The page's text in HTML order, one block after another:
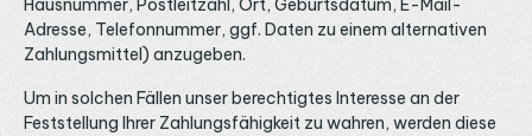
Hausnummer, Postleitzahl, Ort, Geburtsdatum, E-Mail-
Adresse, Telefonnummer, ggf. Daten zu einem alternativen
Zahlungsmittel) anzugeben.
Um in solchen Fällen unser berechtigtes Interesse an der
Feststellung Ihrer Zahlungsfähigkeit zu wahren, werden diese